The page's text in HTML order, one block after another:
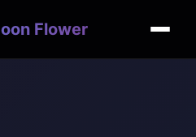
Flower